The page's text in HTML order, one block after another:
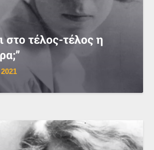
στο τέλος-τέλος η